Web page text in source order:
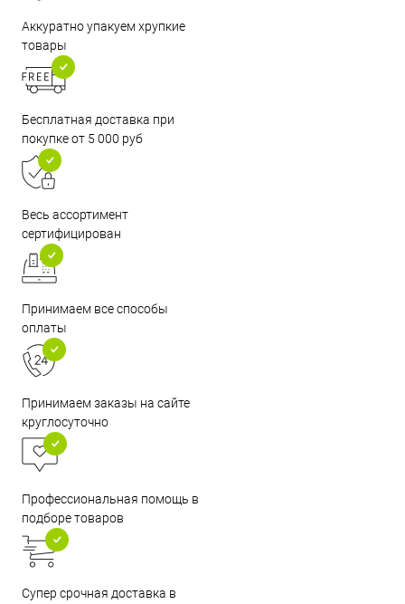
Аккуратно упакуем хрупкие
товары
Бесплатная доставка при
покупке от 5 000 руб
Весь ассортимент
сертифицирован
Принимаем все способы
оплаты
Принимаем заказы на сайте
круглосуточно
Профессиональная помощь в
подборе товаров
Супер срочная доставка в